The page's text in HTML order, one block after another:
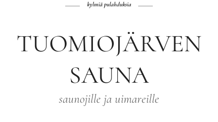
kylmiä pulahduksia
TUOMIOJÄRVEN
SAUNA
saunojille ja uimareille